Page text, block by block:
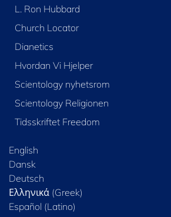
L. Ron Hubbard
Church Locator
Dianetics
Hvordan Vi Hjelper
Scientology nyhetsrom
Scientology Religionen
Tidsskriftet Freedom
English
Dansk
Deutsch
Ελληνικά (Greek)
Español (Latino)